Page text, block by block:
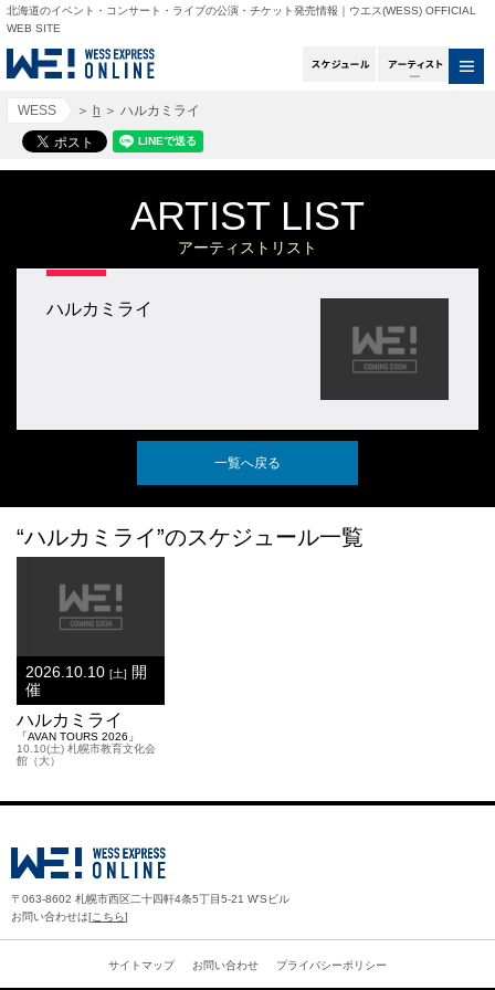
北海道のイベント・コンサート・ライブの公演・チケット発売情報｜ウエス(WESS) OFFICIAL
WEB SITE
スケジュールアー
WESS ＞ h ＞ ハルカミライ
ARTIST LIST
アーティストリスト
ハルカミライ
一覧へ戻る
“ハルカミライ”のスケジュール一覧
2026.10.10 [土] 開
催
ハルカミライ
「AVAN TOURS 2026」
10.10(土) 札幌市教育文化会
館（大）
〒063-8602 札幌市西区二十四軒4条5丁目5-21 W'Sビル
お問い合わせは[こちら]
サイトマップ お問い合わせ プライバシーポリシー